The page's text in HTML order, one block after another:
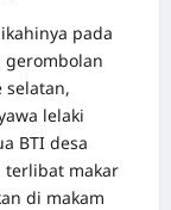
pada
gerombolan
selatan,
lelaki
BTI desa
terlibat makar
di makam